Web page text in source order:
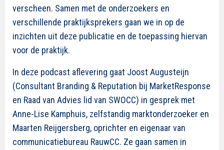
verscheen. Samen met de onderzoekers en
verschillende praktijksprekers gaan we in op de
inzichten uit deze publicatie en de toepassing hiervan
voor de praktijk.
In deze podcast aflevering gaat Joost Augusteijn
(Consultant Branding & Reputation bij MarketResponse
en Raad van Advies lid van SWOCC) in gesprek met
Anne-Lise Kamphuis, zelfstandig marktonderzoeker en
Maarten Reijgersberg, oprichter en eigenaar van
communicatiebureau RauwCC. Ze gaan samen in